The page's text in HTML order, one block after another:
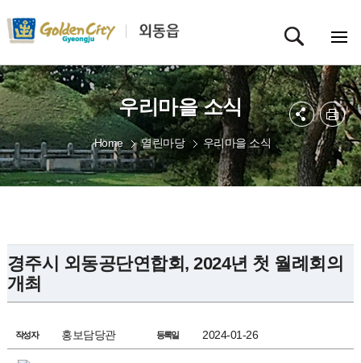
우리마을 소식
Home 열린마당 우리마을 소식
경주시 외동공단연합회, 2024년 첫 월례회의
개최
작성자 홍보담당관 등록일 2024-01-26